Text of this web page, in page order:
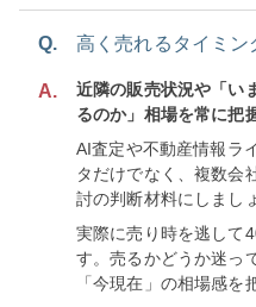
Q. 高く売れるタイミン
A.
近隣の販売状況や「い
るのか」相場を常に把
AI査定や不動産情報ラ
タだけでなく、複数会
討の判断材料にしまし
実際に売り時を逃して
す。売るかどうか迷っ
「今現在」の相場感を